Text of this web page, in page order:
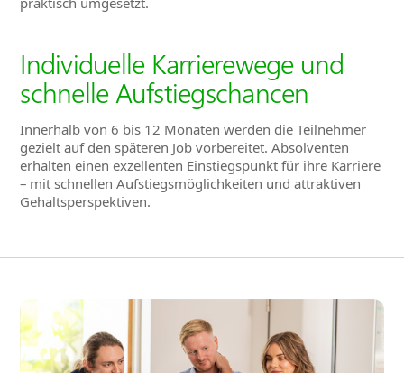
Individuelle Karrierewege und
schnelle Aufstiegschancen
Innerhalb von 6 bis 12 Monaten werden die Teilnehmer
gezielt auf den späteren Job vorbereitet. Absolventen
erhalten einen exzellenten Einstiegspunkt für ihre Karriere
– mit schnellen Aufstiegsmöglichkeiten und attraktiven
Gehaltsperspektiven.